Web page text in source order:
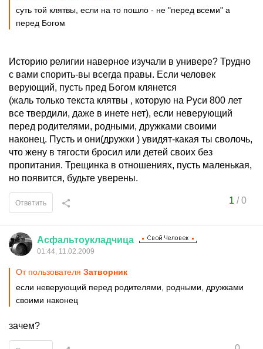
суть той клятвы, если на то пошло - не "перед всеми" а
перед Богом
Историю религии наверное изучали в универе? Трудно
с вами спорить-вы всегда правы. Если человек
верующий, пусть пред Богом клянется
(жаль только текста клятвы , которую на Руси 800 лет
все твердили, даже в инете нет), если неверующий
перед родителями, родными, дружками своими
наконец. Пусть и они(дружки ) увидят-какая ты сволочь,
что жену в тягости бросил или детей своих без
пропитания. Трещинка в отношениях, пусть маленькая,
но появится, будьте уверены.
1 /0
Ответить
Асфальтоукладчица
01:44, 11.02.2009
От пользователя Затворник
если неверующий перед родителями, родными, дружками
своими наконец
зачем?